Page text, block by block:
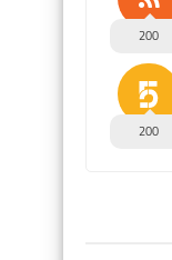
200
200